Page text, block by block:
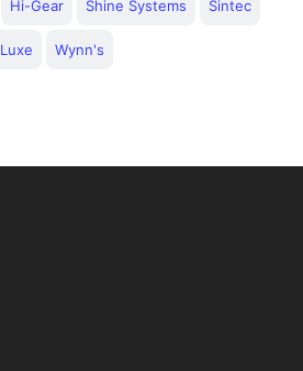
Hi-Gear Shine Systems Sintec
Luxe Wynn's